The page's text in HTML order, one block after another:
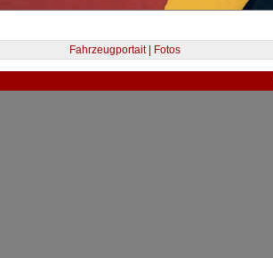
Fahrzeugportait | Fotos